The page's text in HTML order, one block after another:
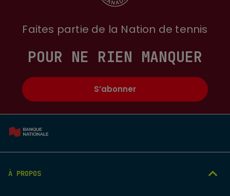
À PROPOS
Faites partie de la Nation de tennis
POUR NE RIEN MANQUER
S’abonner